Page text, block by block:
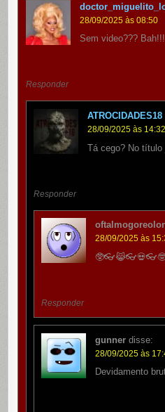
28/09/2025 às 08:50
Sem video??? Bah!!!
Responder
ATROCIDADES18
28/09/2025 às 14:32
Tá cego? No título
Responder
28/09/2025 às
Responder
gunner disse:
28/09/2025 às
Devidamento